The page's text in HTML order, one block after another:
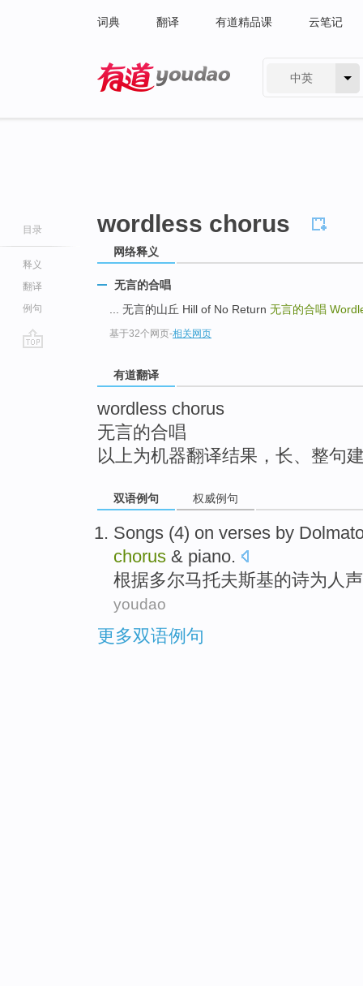
词典 翻译 有道精品课 云笔记
中英
目录
释义
翻译
例句
wordless chorus
网络释义
无言的合唱
... 无言的山丘 Hill of No Return 无言的合唱
基于32个网页-相关网页
有道翻译
wordless chorus
无言的合唱
以上为机器翻译结果，长、整句
双语例句 权威例句
Songs (4) on verses by
chorus & piano.
根据多尔马托夫斯基的诗为 人声
youdao
更多双语例句